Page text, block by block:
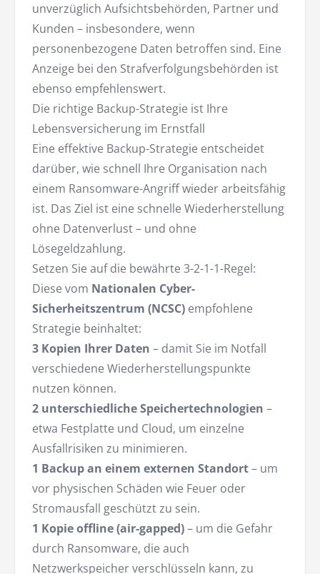
unverzüglich Aufsichtsbehörden, Partner und
Kunden – insbesondere, wenn
personenbezogene Daten betroffen sind. Eine
Anzeige bei den Strafverfolgungsbehörden ist
ebenso empfehlenswert.
Die richtige Backup-Strategie ist Ihre
Lebensversicherung im Ernstfall
Eine effektive Backup-Strategie entscheidet
darüber, wie schnell Ihre Organisation nach
einem Ransomware-Angriff wieder arbeitsfähig
ist. Das Ziel ist eine schnelle Wiederherstellung
ohne Datenverlust – und ohne
Lösegeldzahlung.
Setzen Sie auf die bewährte 3-2-1-1-Regel:
Diese vom Nationalen Cyber-
Sicherheitszentrum (NCSC) empfohlene
Strategie beinhaltet:
3 Kopien Ihrer Daten – damit Sie im Notfall
verschiedene Wiederherstellungspunkte
nutzen können.
2 unterschiedliche Speichertechnologien –
etwa Festplatte und Cloud, um einzelne
Ausfallrisiken zu minimieren.
1 Backup an einem externen Standort– um
vor physischen Schäden wie Feuer oder
Stromausfall geschützt zu sein.
1 Kopie offline (air-gapped)– um die Gefahr
durch Ransomware, die auch
Netzwerkspeicher verschlüsseln kann, zu